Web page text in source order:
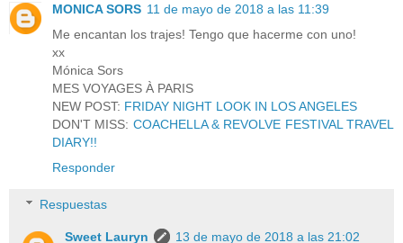
MONICA SORS 11 de mayo de 2018 a las 11:39
Me encantan los trajes! Tengo que hacerme con uno!
xx
Mónica Sors
MES VOYAGES À PARIS
NEW POST: FRIDAY NIGHT LOOK IN LOS ANGELES
DON'T MISS: COACHELLA & REVOLVE FESTIVAL TRAVEL
DIARY!!
Responder
Respuestas
Sweet Lauryn
13 de mayo de 2018 a las 21:02